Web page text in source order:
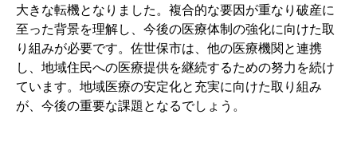
大きな転機となりました。複合的な要因が重なり破産に
至った背景を理解し、今後の医療体制の強化に向けた取
り組みが必要です。佐世保市は、他の医療機関と連携
し、地域住民への医療提供を継続するための努力を続け
ています。地域医療の安定化と充実に向けた取り組み
が、今後の重要な課題となるでしょう。